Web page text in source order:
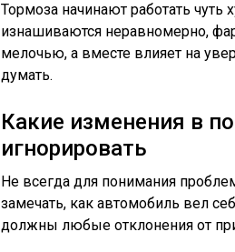
Тормоза начинают работать
изнашиваются неравномерно,
мелочью, а вместе влияет на
думать.
Какие изменения в
игнорировать
Не всегда для понимания
замечать, как автомобиль вел
должны любые отклонения от